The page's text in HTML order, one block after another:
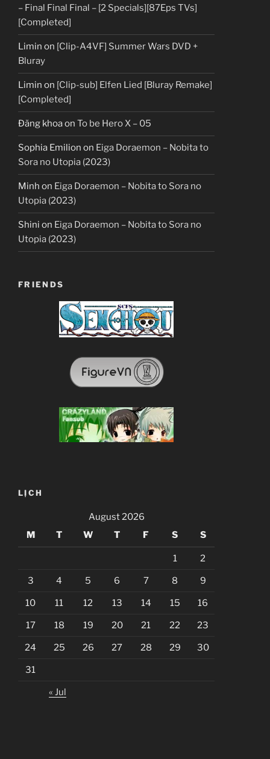
– Final Final Final – [2 Specials][87Eps TVs]
[Completed]
Limin on [Clip-A4VF] Summer Wars DVD +
Bluray
Limin on [Clip-sub] Elfen Lied [Bluray Remake]
[Completed]
Đăng khoaon To be Hero X – 05
Sophia Emilion on Eiga Doraemon – Nobita to
Sora no Utopia (2023)
Minh on Eiga Doraemon – Nobita to Sora no
Utopia (2023)
Shini on Eiga Doraemon – Nobita to Sora no
Utopia (2023)
FRIENDS
LỊCH
August 2026
M
T W T F S S
1 2
3 4 5 6 7 8 9
10 11 12 13 14 15 16
17 18 19 20 21 22 23
24 25 26 27 28 29 30
31
« Jul